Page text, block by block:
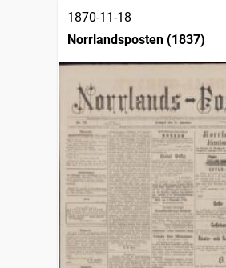
1870-11-18
Norrlandsposten (1837)